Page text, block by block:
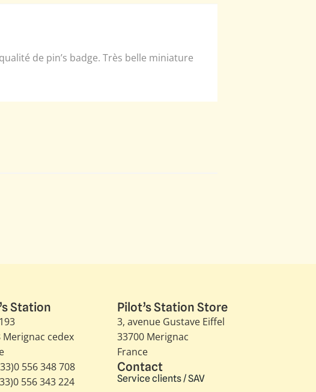
de pin’s badge. Très belle miniature
Station
Merignac cedex
556 348 708
556 343 224
Pilot’s Station Store
3, avenue Gustave Eiffel​
33700 Merignac
France
Contact
Service clients / SAV